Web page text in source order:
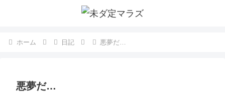
ホーム 日記 悪夢だ…
悪夢だ…